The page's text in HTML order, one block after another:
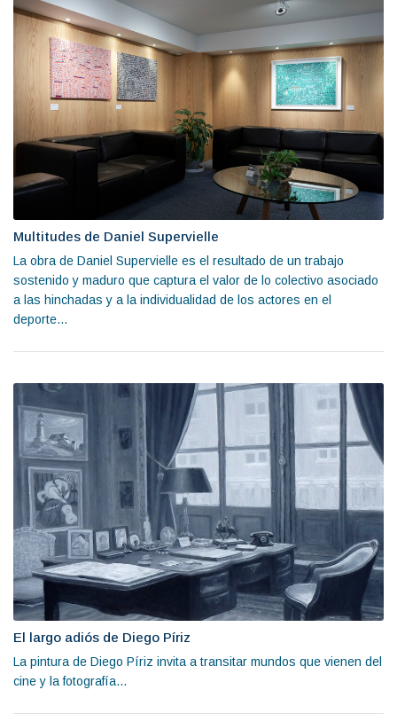
Multitudes de Daniel Supervielle
La obra de Daniel Supervielle es el resultado de un trabajo
sostenido y maduro que captura el valor de lo colectivo asociado
a las hinchadas y a la individualidad de los actores en el
deporte...
El largo adiós de Diego Píriz
La pintura de Diego Píriz invita a transitar mundos que vienen del
cine y la fotografía...